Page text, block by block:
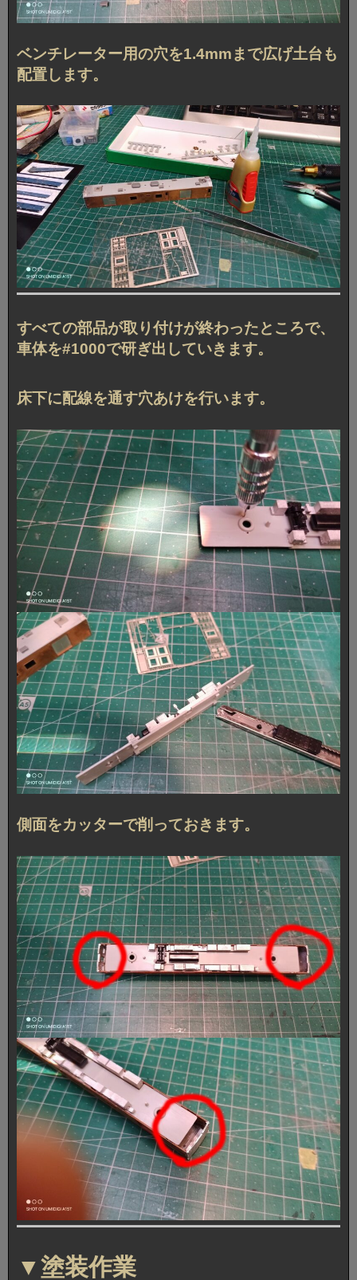
ベンチレーター用の穴を1.4mmまで広げ土台も
配置します。
すべての部品が取り付けが終わったところで、
車体を#1000で研ぎ出していきます。
床下に配線を通す穴あけを行います。
側面をカッターで削っておきます。
▼塗装作業